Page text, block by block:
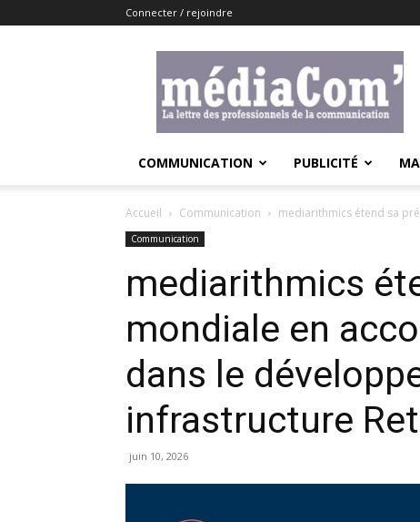
Connecter / rejoindre
COMMUNICATION PUBLICITÉ
Accueil Communication mediarithmics étend sa
Communication
mediarithmics
mondiale en
dans le
infrastructure
juin 10, 2026